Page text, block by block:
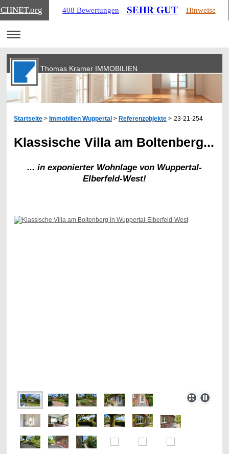
.org 408 Bewertungen SEHR GUT Hinweise
Thomas Kramer IMMOBILIEN
Startseite> Immobilien Wuppertal > Referenzobjekte > 23-21-254
Klassische Villa am Boltenberg...
... in exponierter Wohnlage von Wuppertal-
Elberfeld-West!